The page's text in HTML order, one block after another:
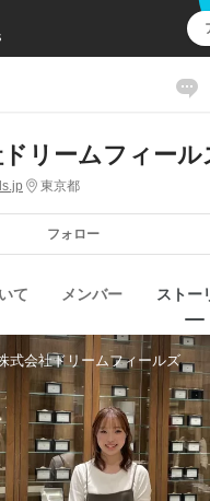
リームフィール
東京都
フォロー
て メンバー ストー
式会社ドリームフィールズ